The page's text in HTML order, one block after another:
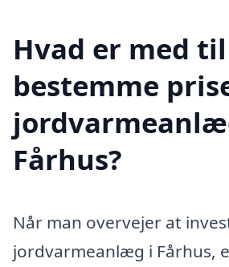
Hvad er med
bestemme
Fårhus?
Når man overvejer at
jordvarmeanlæg i Fårhus,